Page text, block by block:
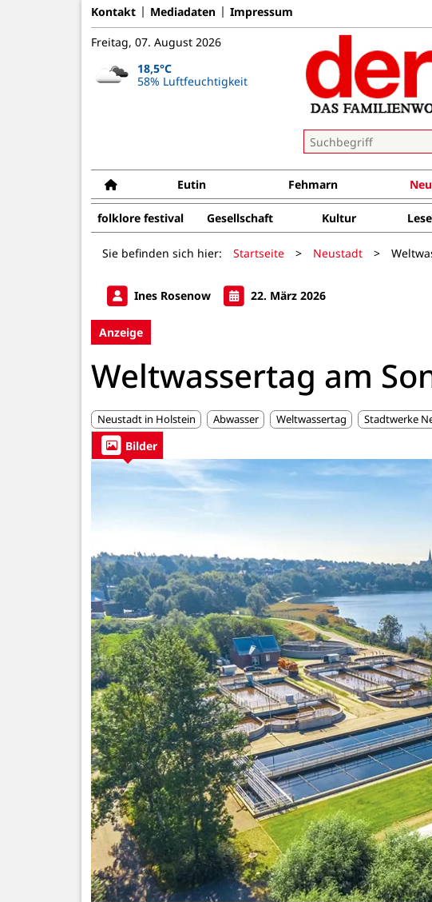
Kontakt Mediadaten Impressum
Freitag, 07. August 2026
18,5°C
58% Luftfeuchtigkeit
Eutin Fehmarn
folklore festival Gesellschaft Kultur
Sie befinden sich hier: Startseite > Neustadt >
Ines Rosenow 22. März 2026
Anzeige
Weltwassertag am
Neustadt in Holstein Abwasser Weltwassertag Stadtwerke
Bilder